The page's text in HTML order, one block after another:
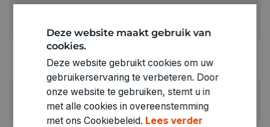
LEVERANCIERSKLEUR:
wijnrood
RUBRIEK:
Deze website maakt gebruik van
cookies.
Deze website gebruikt cookies om uw
gebruikerservaring te verbeteren. Door
onze website te gebruiken, stemt u in
met alle cookies in overeenstemming
met ons Cookiebeleid. Lees verder